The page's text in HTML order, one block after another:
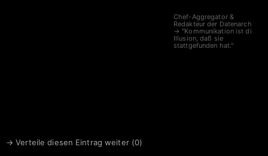
Chef-Aggregator &
Redakteur der Datenarche
→ "Kommunikation ist die
Illusion, daß sie
stattgefunden hat."
→ Verteile diesen Eintrag weiter (0)